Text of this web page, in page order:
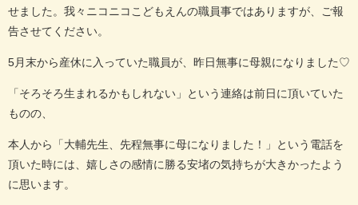
せました。我々ニコニコこどもえんの職員事ではありますが、ご報
告させてください。
5月末から産休に入っていた職員が、昨日無事に母親になりました♡
「そろそろ生まれるかもしれない」という連絡は前日に頂いていた
ものの、
本人から「大輔先生、先程無事に母になりました！」という電話を
頂いた時には、嬉しさの感情に勝る安堵の気持ちが大きかったよう
に思います。